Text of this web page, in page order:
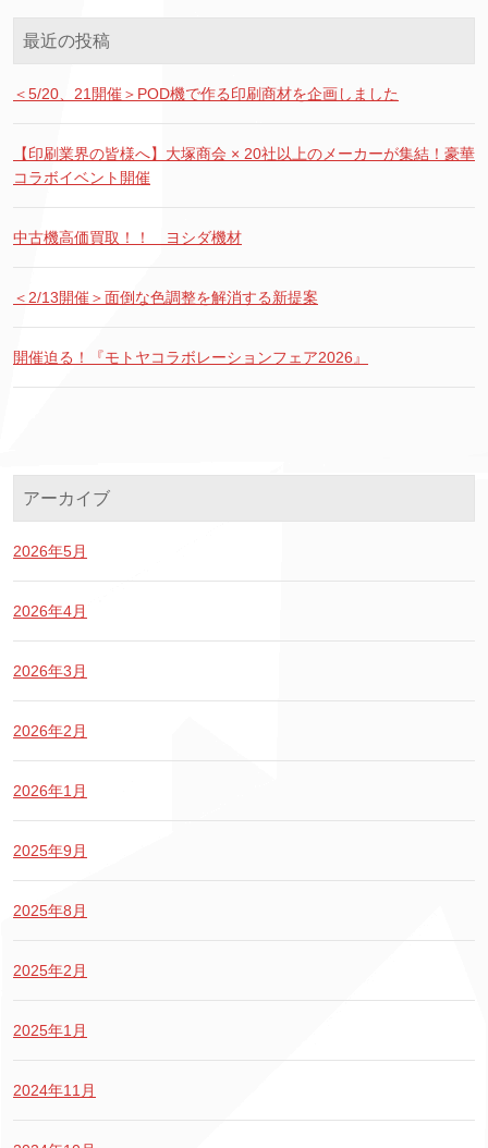
最近の投稿
＜5/20、21開催＞POD機で作る印刷商材を企画しました
【印刷業界の皆様へ】大塚商会 × 20社以上のメーカーが集結！豪華
コラボイベント開催
中古機高価買取！！ ヨシダ機材
＜2/13開催＞面倒な色調整を解消する新提案
開催迫る！『モトヤコラボレーションフェア2026』
アーカイブ
2026年5月
2026年4月
2026年3月
2026年2月
2026年1月
2025年9月
2025年8月
2025年2月
2025年1月
2024年11月